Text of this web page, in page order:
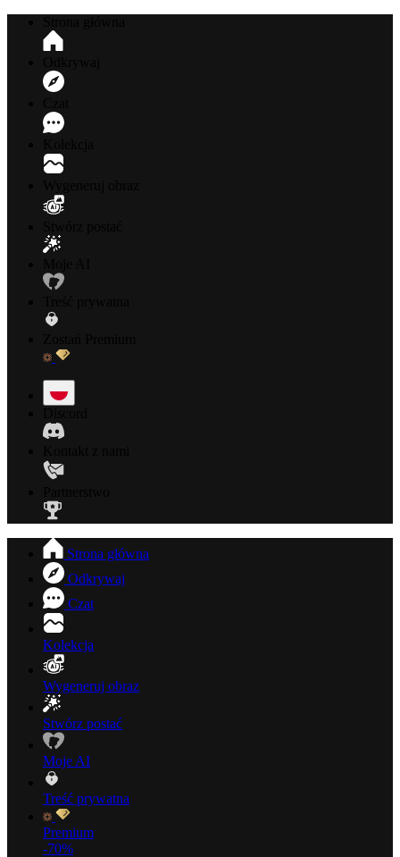
Strona główna
Odkrywaj
Czat
Kolekcja
Wygeneruj obraz
Stwórz postać
Moje AI
Treść prywatna
Premium
-70%